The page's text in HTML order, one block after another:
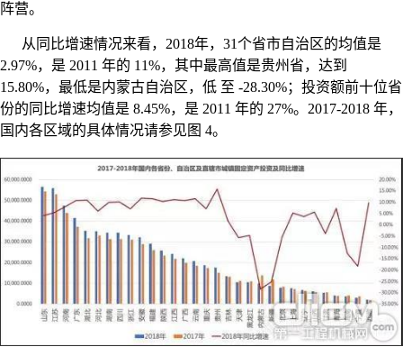
阵营。
从同比增速情况来看，2018年，31个省市自治区的均值是
2.97%，是 2011 年的 11%，其中最高值是贵州省，达到
15.80%，最低是内蒙古自治区，低 至 -28.30%；投资额前十位省
份的同比增速均值是 8.45%，是 2011 年的 27%。2017-2018 年，
国内各区域的具体情况请参见图 4。